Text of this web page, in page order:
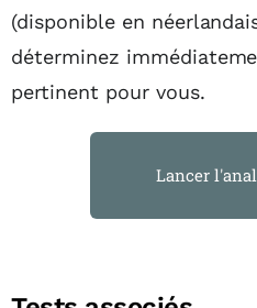
(disponible en
déterminez
pertinent pour vous.
Lancer